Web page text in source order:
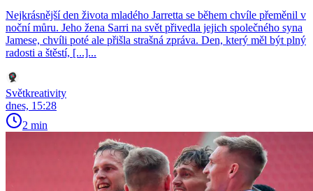
Nejkrásnější den života mladého Jarretta se během chvíle přeměnil v
noční můru. Jeho žena Sarri na svět přivedla jejich společného syna
Jamese, chvíli poté ale přišla strašná zpráva. Den, který měl být plný
radosti a štěstí, [...]...
Světkreativity
dnes, 15:28
2 min